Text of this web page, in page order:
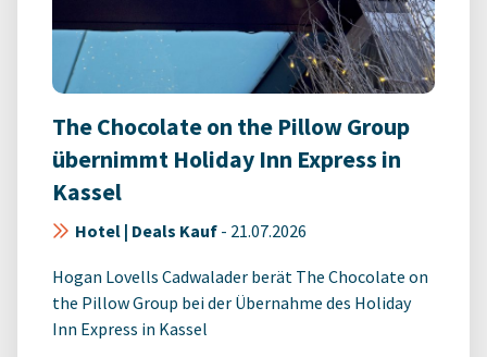
The Chocolate on the Pillow Group
übernimmt Holiday Inn Express in
Kassel
Hotel | Deals Kauf - 21.07.2026
Hogan Lovells Cadwalader berät The Chocolate on
the Pillow Group bei der Übernahme des Holiday
Inn Express in Kassel